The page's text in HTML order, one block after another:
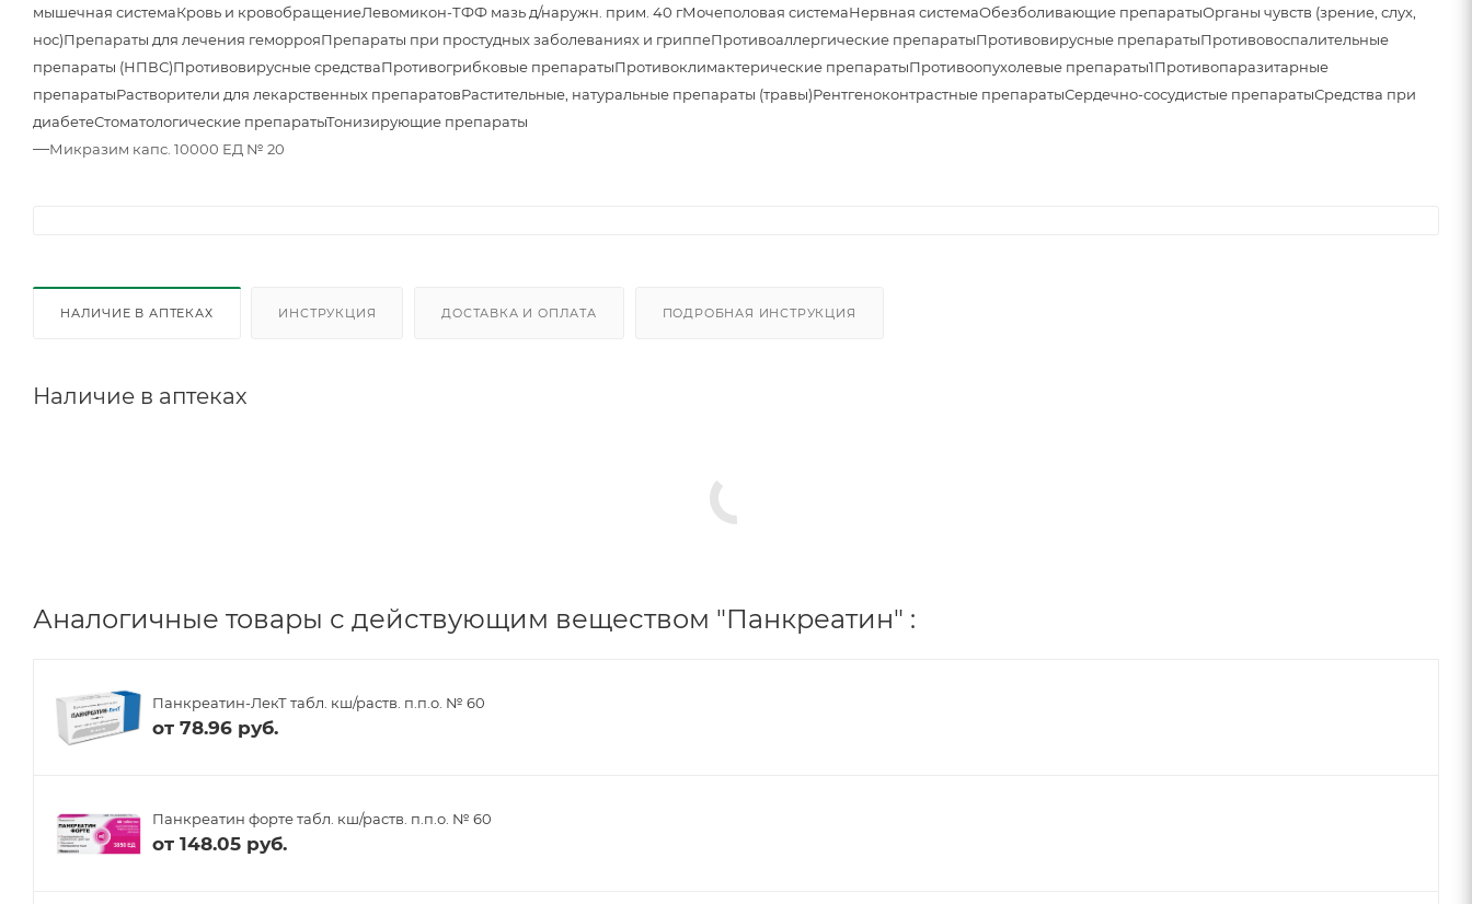
мышечная системаКровь и кровобращениеЛевомикон-ТФФ мазь д/наружн. прим. 40 гМочеполовая системаНервная системаОбезболивающие препаратыОрганы чувств (зрение, слух,
нос)Препараты для лечения геморрояПрепараты при простудных заболеваниях и гриппеПротивоаллергические препаратыПротивовирусные препаратыПротивовоспалительные
препараты (НПВС)Противовирусные средстваПротивогрибковые препаратыПротивоклимактерические препаратыПротивоопухолевые препараты1Противопаразитарные
препаратыРастворители для лекарственных препаратовРастительные, натуральные препараты (травы)Рентгеноконтрастные препаратыСердечно-сосудистые препаратыСредства при
диабетеСтоматологические препаратыТонизирующие препараты
—Микразим капс. 10000 ЕД № 20
НАЛИЧИЕ В АПТЕКАХ ИНСТРУКЦИЯ ДОСТАВКА И ОПЛАТА ПОДРОБНАЯ ИНСТРУКЦИЯ
Наличие в аптеках
Аналогичные товары с действующим веществом "Панкреатин" :
Панкреатин-ЛекТ табл. кш/раств. п.п.о. № 60
от 78.96 руб.
Панкреатин форте табл. кш/раств. п.п.о. № 60
от 148.05 руб.